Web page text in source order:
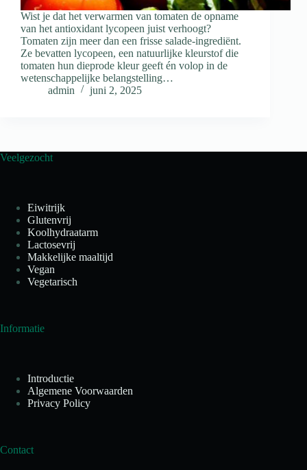
Wist je dat het verwarmen van tomaten de opname
van het antioxidant lycopeen juist verhoogt?
Tomaten zijn meer dan een frisse salade-ingrediënt.
Ze bevatten lycopeen, een natuurlijke kleurstof die
tomaten hun dieprode kleur geeft én volop in de
wetenschappelijke belangstelling…
admin
juni 2, 2025
Veelgezocht
Eiwitrijk
Glutenvrij
Koolhydraatarm
Lactosevrij
Makkelijke maaltijd
Vegan
Vegetarisch
Informatie
Introductie
Algemene Voorwaarden
Privacy Policy
Contact